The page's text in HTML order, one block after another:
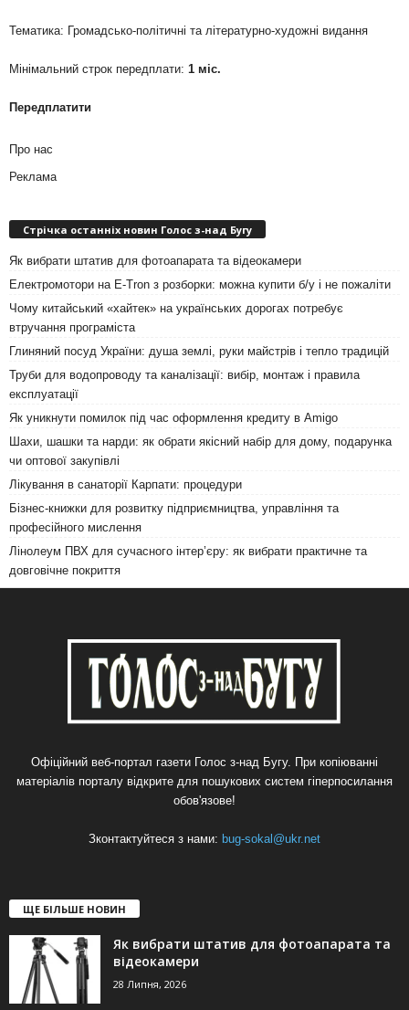
Тематика: Громадсько-політичні та літературно-художні видання
Мінімальний строк передплати: 1 міс.
Передплатити
Про нас
Реклама
Стрічка останніх новин Голос з-над Бугу
Як вибрати штатив для фотоапарата та відеокамери
Електромотори на E-Tron з розборки: можна купити б/у і не пожаліти
Чому китайський «хайтек» на українських дорогах потребує
втручання програміста
Глиняний посуд України: душа землі, руки майстрів і тепло традицій
Труби для водопроводу та каналізації: вибір, монтаж і правила
експлуатації
Як уникнути помилок під час оформлення кредиту в Amigo
Шахи, шашки та нарди: як обрати якісний набір для дому, подарунка
чи оптової закупівлі
Лікування в санаторії Карпати: процедури
Бізнес-книжки для розвитку підприємництва, управління та
професійного мислення
Лінолеум ПВХ для сучасного інтер’єру: як вибрати практичне та
довговічне покриття
Офіційний веб-портал газети Голос з-над Бугу. При копіюванні
матеріалів порталу відкрите для пошукових систем гіперпосилання
обов'язове!
Зконтактуйтеся з нами: bug-sokal@ukr.net
ЩЕ БІЛЬШЕ НОВИН
Як вибрати штатив для фотоапарата та
відеокамери
28 Липня, 2026